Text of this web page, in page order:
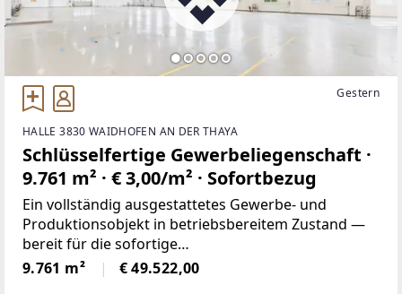
Gestern
HALLE 3830 WAIDHOFEN AN DER THAYA
Schlüsselfertige Gewerbeliegenschaft ·
9.761 m² · € 3,00/m² · Sofortbezug
Ein vollständig ausgestattetes Gewerbe- und
Produktionsobjekt in betriebsbereitem Zustand —
bereit für die sofortige
Übernahme.NutzungsmöglichkeitenAuf einem
Gesamtgelände von rund 20.000 m² stehen
9.761 m² € 49.522,00